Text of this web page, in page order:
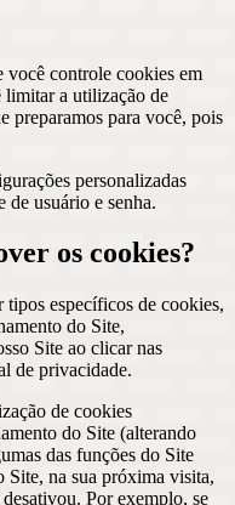
você controle cookies em
limitar a utilização de
preparamos para você, pois
personalizadas
de usuário e senha.
os cookies?
específicos de cookies,
do Site,
Site ao clicar nas
de privacidade.
de cookies
do Site (alterando
das funções do Site
Site, na sua próxima visita,
Por exemplo, se